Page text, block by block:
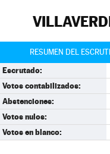
RESUMEN DEL
Escrutado:
Votos contabilizados:
Abstenciones:
Votos nulos:
Votos en blanco: